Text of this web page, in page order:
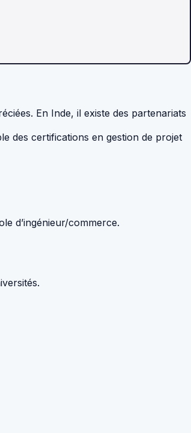
En Inde, il existe des partenariats
des certifications en gestion de projet
d’ingénieur/commerce.